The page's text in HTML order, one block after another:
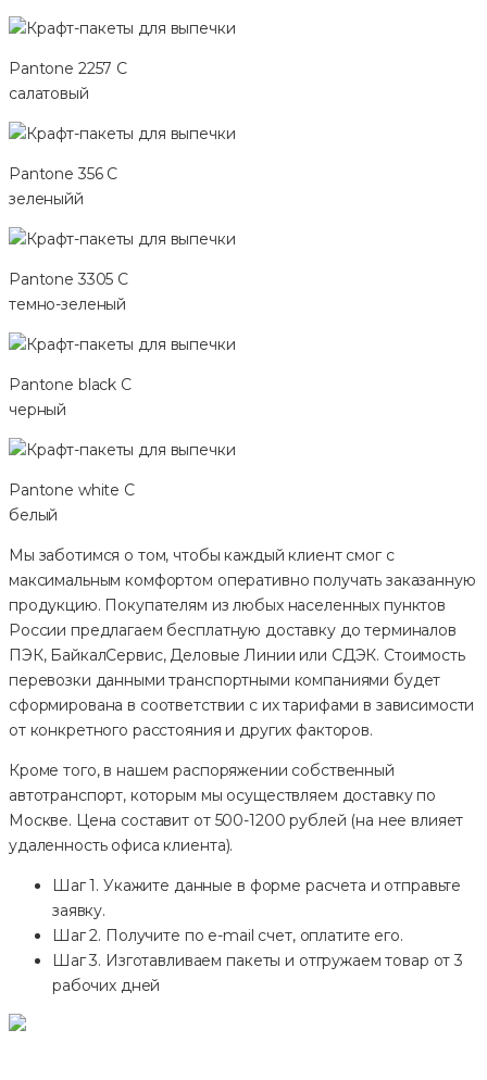
Pantone 2257 C
салатовый
Pantone 356 C
зеленыйй
Pantone 3305 C
темно-зеленый
Pantone black C
черный
Pantone white C
белый
Мы заботимся о том, чтобы каждый клиент смог с
максимальным комфортом оперативно получать заказанную
продукцию. Покупателям из любых населенных пунктов
России предлагаем бесплатную доставку до терминалов
ПЭК, БайкалСервис, Деловые Линии или СДЭК. Стоимость
перевозки данными транспортными компаниями будет
сформирована в соответствии с их тарифами в зависимости
от конкретного расстояния и других факторов.
Кроме того, в нашем распоряжении собственный
автотранспорт, которым мы осуществляем доставку по
Москве. Цена составит от 500-1200 рублей (на нее влияет
удаленность офиса клиента).
Шаг 1. Укажите данные в форме расчета и отправьте
заявку.
Шаг 2. Получите по e-mail счет, оплатите его.
Шаг 3. Изготавливаем пакеты и отгружаем товар от 3
рабочих дней